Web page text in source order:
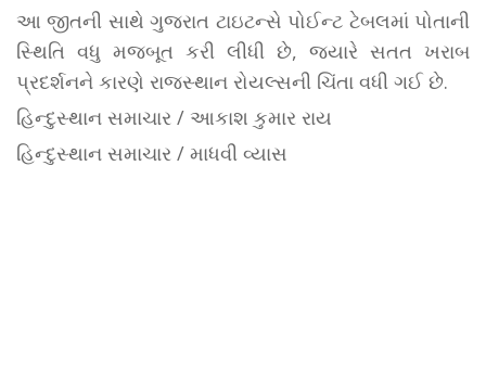
આ જીતની સાથે ગુજરાત ટાઇટન્સે પોઈન્ટ ટેબલમાં પોતાની
સ્થિતિ વધુ મજબૂત કરી લીધી છે, જ્યારે સતત ખરાબ
પ્રદર્શનને કારણે રાજસ્થાન રોયલ્સની ચિંતા વધી ગઈ છે.
હિન્દુસ્થાન સમાચાર / આકાશ કુમાર રાય
હિન્દુસ્થાન સમાચાર / માધવી વ્યાસ